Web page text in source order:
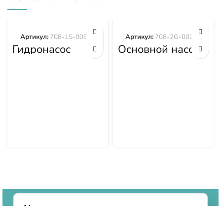
Гидронасос
вентилятора
Артикул: 708-1S-00970
Основной насос
гидравлики
Артикул: 708-2G-00700